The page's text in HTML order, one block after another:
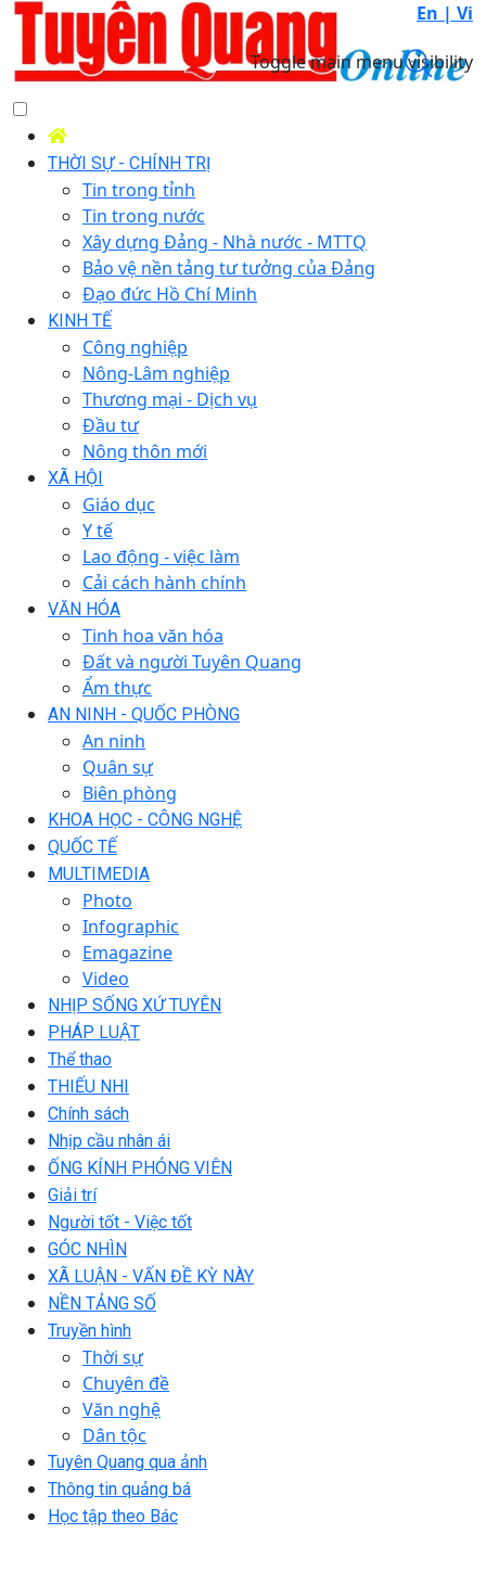
En | Vi
Toggle main menu visibility
THỜI SỰ - CHÍNH TRỊ
Tin trong tỉnh
Tin trong nước
Xây dựng Đảng - Nhà nước - MTTQ
Bảo vệ nền tảng tư tưởng của Đảng
Đạo đức Hồ Chí Minh
KINH TẾ
Công nghiệp
Nông-Lâm nghiệp
Thương mại - Dịch vụ
Đầu tư
Nông thôn mới
XÃ HỘI
Giáo dục
Y tế
Lao động - việc làm
Cải cách hành chính
VĂN HÓA
Tinh hoa văn hóa
Đất và người Tuyên Quang
Ẩm thực
AN NINH - QUỐC PHÒNG
An ninh
Quân sự
Biên phòng
KHOA HỌC - CÔNG NGHỆ
QUỐC TẾ
MULTIMEDIA
Photo
Infographic
Emagazine
Video
NHỊP SỐNG XỨ TUYÊN
PHÁP LUẬT
Thể thao
THIẾU NHI
Chính sách
Nhịp cầu nhân ái
ỐNG KÍNH PHÓNG VIÊN
Giải trí
Người tốt - Việc tốt
GÓC NHÌN
XÃ LUẬN - VẤN ĐỀ KỲ NÀY
NỀN TẢNG SỐ
Truyền hình
Thời sự
Chuyên đề
Văn nghệ
Dân tộc
Tuyên Quang qua ảnh
Thông tin quảng bá
Học tập theo Bác